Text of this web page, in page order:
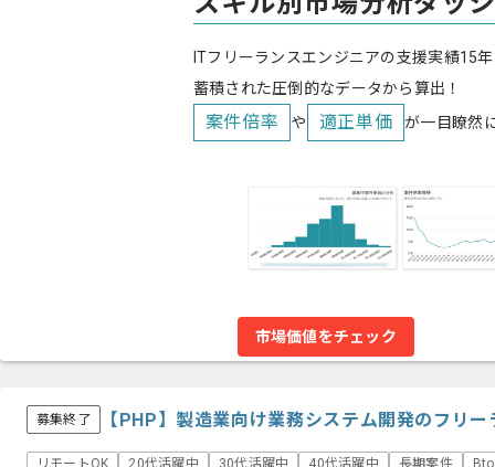
ITフリーランスエンジニアの支援実績15
蓄積された圧倒的なデータから算出！
案件倍率 や 適正単価 が一目瞭然
市場価値をチェック
募集終了 【PHP】製造業向け業務システム開発のフリ
リモートOK 20代活躍中 30代活躍中 40代活躍中 長期案件